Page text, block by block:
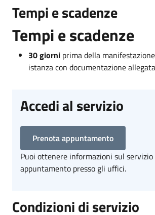
Tempi e scadenze
Tempi e scadenze
30 giorni prima della
istanza con documentazione
Accedi al servizio
Prenota appuntamento
Puoi ottenere informazioni sul
appuntamento presso gli uffici.
Condizioni di servizio